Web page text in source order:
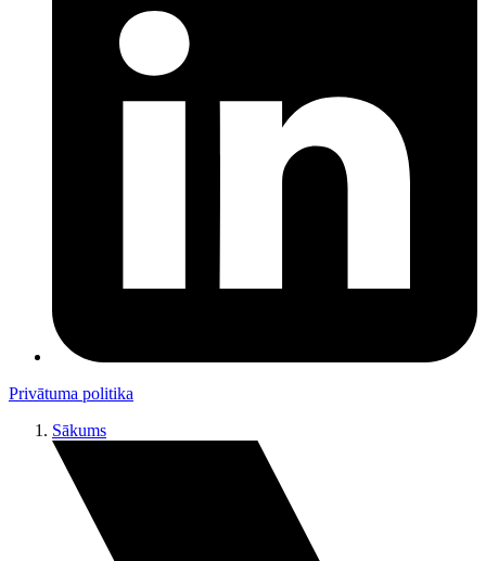
Privātuma politika
Sākums